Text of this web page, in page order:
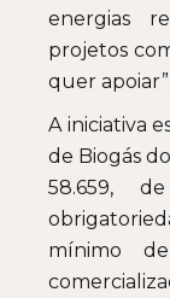
energias
projetos
quer
A iniciativa
de Biogás
58.659,
mínimo